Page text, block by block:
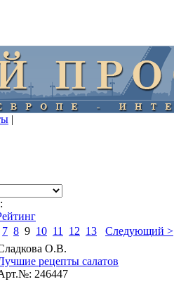
|
7 8 9 10 11 12 13 Следующий >
О.В.
рецепты салатов
246447